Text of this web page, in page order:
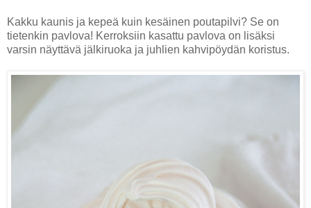
Kakku kaunis ja kepeä kuin kesäinen poutapilvi? Se on
tietenkin pavlova! Kerroksiin kasattu pavlova on lisäksi
varsin näyttävä jälkiruoka ja juhlien kahvipöydän koristus.